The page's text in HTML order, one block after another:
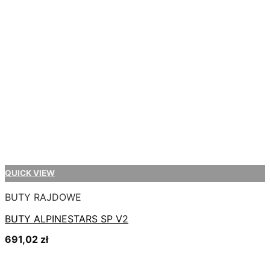
QUICK VIEW
BUTY RAJDOWE
BUTY ALPINESTARS SP V2
691,02 zł